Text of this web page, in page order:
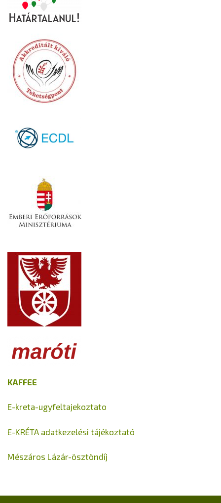
KAFFEE
E-kreta-ugyfeltajekoztato
E-KRÉTA adatkezelési tájékoztató
Mészáros Lázár-ösztöndíj